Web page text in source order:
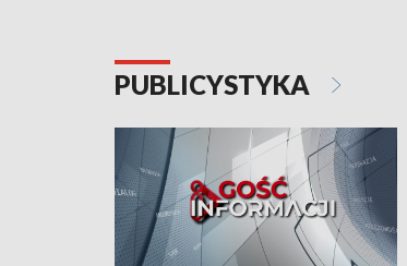
PUBLICYSTYKA